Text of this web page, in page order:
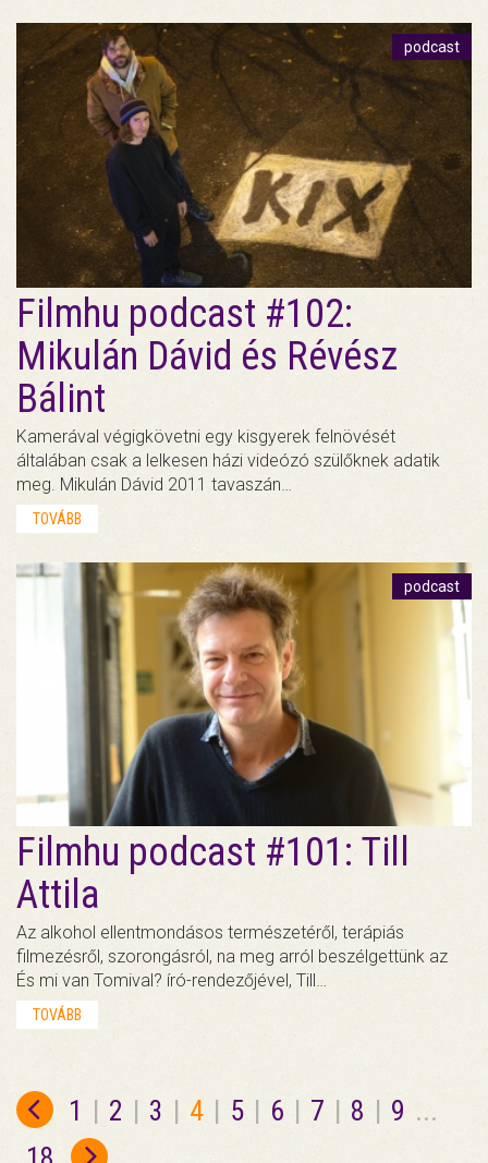
podcast
Filmhu podcast #102:
Mikulán Dávid és Révész
Bálint
Kamerával végigkövetni egy kisgyerek felnövését
általában csak a lelkesen házi videózó szülőknek adatik
meg. Mikulán Dávid 2011 tavaszán…
TOVÁBB
podcast
Filmhu podcast #101: Till
Attila
Az alkohol ellentmondásos természetéről, terápiás
filmezésről, szorongásról, na meg arról beszélgettünk az
És mi van Tomival? író-rendezőjével, Till…
TOVÁBB
1 | 2 | 3 | 4 | 5 | 6 | 7 | 8 | 9 ...